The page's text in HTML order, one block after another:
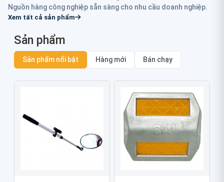
Nguồn hàng công nghiệp sẵn sàng cho nhu cầu doanh nghiệp.
Xem tất cả sản phẩm
Sản phẩm
Sản phẩm nổi bật Hàng mới Bán chạy